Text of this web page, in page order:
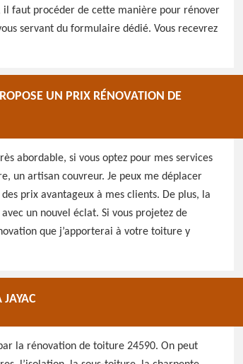
il faut procéder de cette manière pour rénover
servant du formulaire dédié. Vous recevrez
UN PRIX RÉNOVATION DE
abordable, si vous optez pour mes services
un artisan couvreur. Je peux me déplacer
prix avantageux à mes clients. De plus, la
un nouvel éclat. Si vous projetez de
que j’apporterai à votre toiture y
la rénovation de toiture 24590. On peut